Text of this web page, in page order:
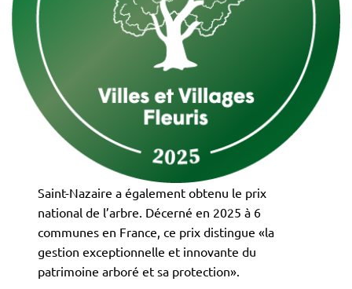
Saint-Nazaire a également obtenu le prix
national de l’arbre. Décerné en 2025 à 6
communes en France, ce prix distingue «la
gestion exceptionnelle et innovante du
patrimoine arboré et sa protection».